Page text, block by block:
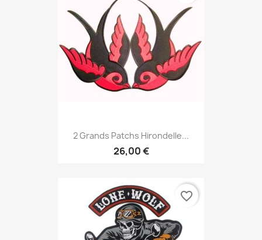
2 Grands Patchs Hirondelle...
26,00 €
favorite_border